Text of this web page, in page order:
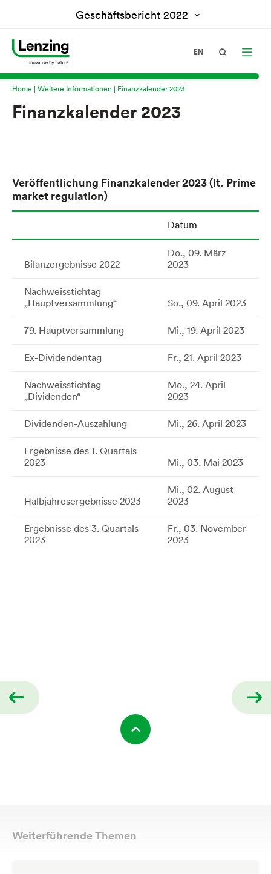
Geschäftsbericht 2022
EN
Home Weitere Informationen Finanzkalender 2023
Finanzkalender 2023
Veröffentlichung Finanzkalender 2023 (lt. Prime
market regulation)
Datum
Bilanzergebnisse 2022
Do., 09. März
2023
Nachweisstichtag
„Hauptversammlung“
So., 09. April 2023
79. Hauptversammlung Mi., 19. April 2023
Ex-Dividendentag Fr., 21. April 2023
Nachweisstichtag
„Dividenden“
Mo., 24. April
2023
Dividenden-Auszahlung Mi., 26. April 2023
Ergebnisse des 1. Quartals
2023
Mi., 03. Mai 2023
Halbjahresergebnisse 2023
Mi., 02. August
2023
Ergebnisse des 3. Quartals
2023
Fr., 03. November
2023
Weiterführende Themen